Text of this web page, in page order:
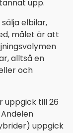
upp.
sälja elbilar,
målet är att
alltså en
och
uppgick till 26
uppgick